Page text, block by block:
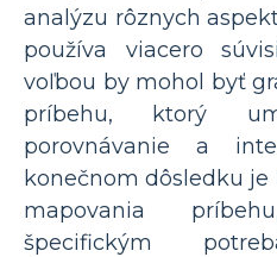
analýzu rôznych
používa viacero
voľbou by mohol byť
príbehu, ktorý
porovnávanie a
konečnom dôsledku je
mapovania
špecifickým